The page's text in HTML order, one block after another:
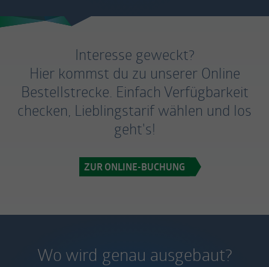
Interesse geweckt?
Hier kommst du zu unserer Online
Bestellstrecke. Einfach Verfügbarkeit
checken, Lieblingstarif wählen und los
geht's!
ZUR ONLINE-BUCHUNG
Wo wird genau ausgebaut?